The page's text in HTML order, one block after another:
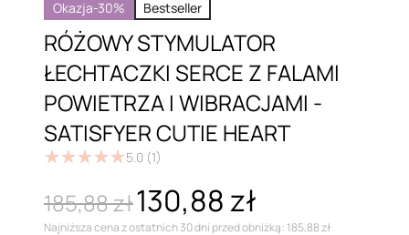
Okazja-30% Bestseller
RÓŻOWY STYMULATOR
ŁECHTACZKI SERCE Z FALAMI
POWIETRZA I WIBRACJAMI -
SATISFYER CUTIE HEART
★★★★★
★★★★★5.0 (1)
185,88 zł130,88 zł
Najniższa cena z ostatnich 30 dni przed obniżką: 185,88 zł